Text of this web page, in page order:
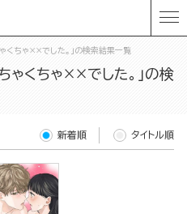
くちゃ××でした。」の検索結果一覧
ゃくちゃ××でした。」の検
新着順 タイトル順